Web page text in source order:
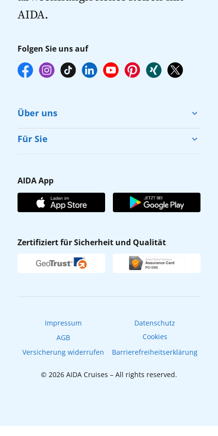
AIDA.
Folgen Sie uns auf
Über uns
Cruise & Help
Karriere
Affiliateprogramm
Verhaltens- & Ethikkodex
Newsletter
Für Sie
Gästefragebogen
AIDA Club
AIDA App
AIDA App
Zertifiziert für Sicherheit und Qualität
Impressum
Datenschutz
AGB
Cookies
Versicherung widerrufen
Barrierefreiheitserklärung
© 2026 AIDA Cruises – All rights reserved.